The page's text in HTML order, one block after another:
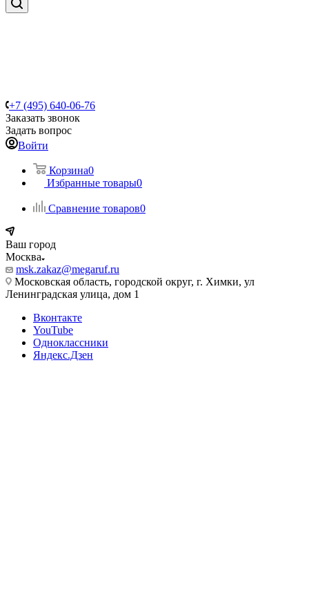
+7 (495) 640-06-76
Заказать звонок
Задать вопрос
Войти
Корзина0
Избранные товары0
Сравнение товаров0
Ваш город
Москва
msk.zakaz@megaruf.ru
Московская область, городской округ, г. Химки, ул
Ленинградская улица, дом 1
Вконтакте
YouTube
Одноклассники
Яндекс.Дзен